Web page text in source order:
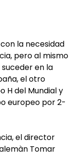
la necesidad
pero al mismo
en la
el otro
H del Mundial y
europeo por 2-
el director
Tomar